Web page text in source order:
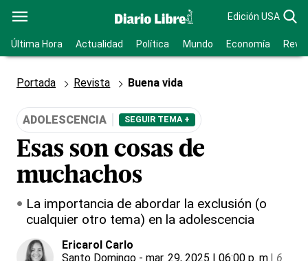
Edición USA
Última Hora Actualidad Política Mundo Economía
Portada Revista Buena vida
ADOLESCENCIA SEGUIR TEMA +
Esas son cosas de
muchachos
La importancia de abordar la exclusión (o
cualquier otro tema) en la adolescencia
Ericarol Carlo
Santo Domingo - mar. 29, 2025 | 06:00 p. m.| 6